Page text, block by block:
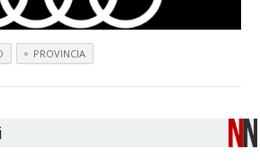
PROVINCIA